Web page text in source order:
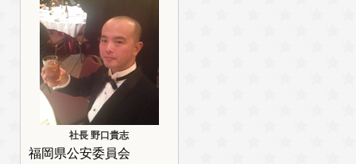
社長 野口貴志
福岡県公安委員会